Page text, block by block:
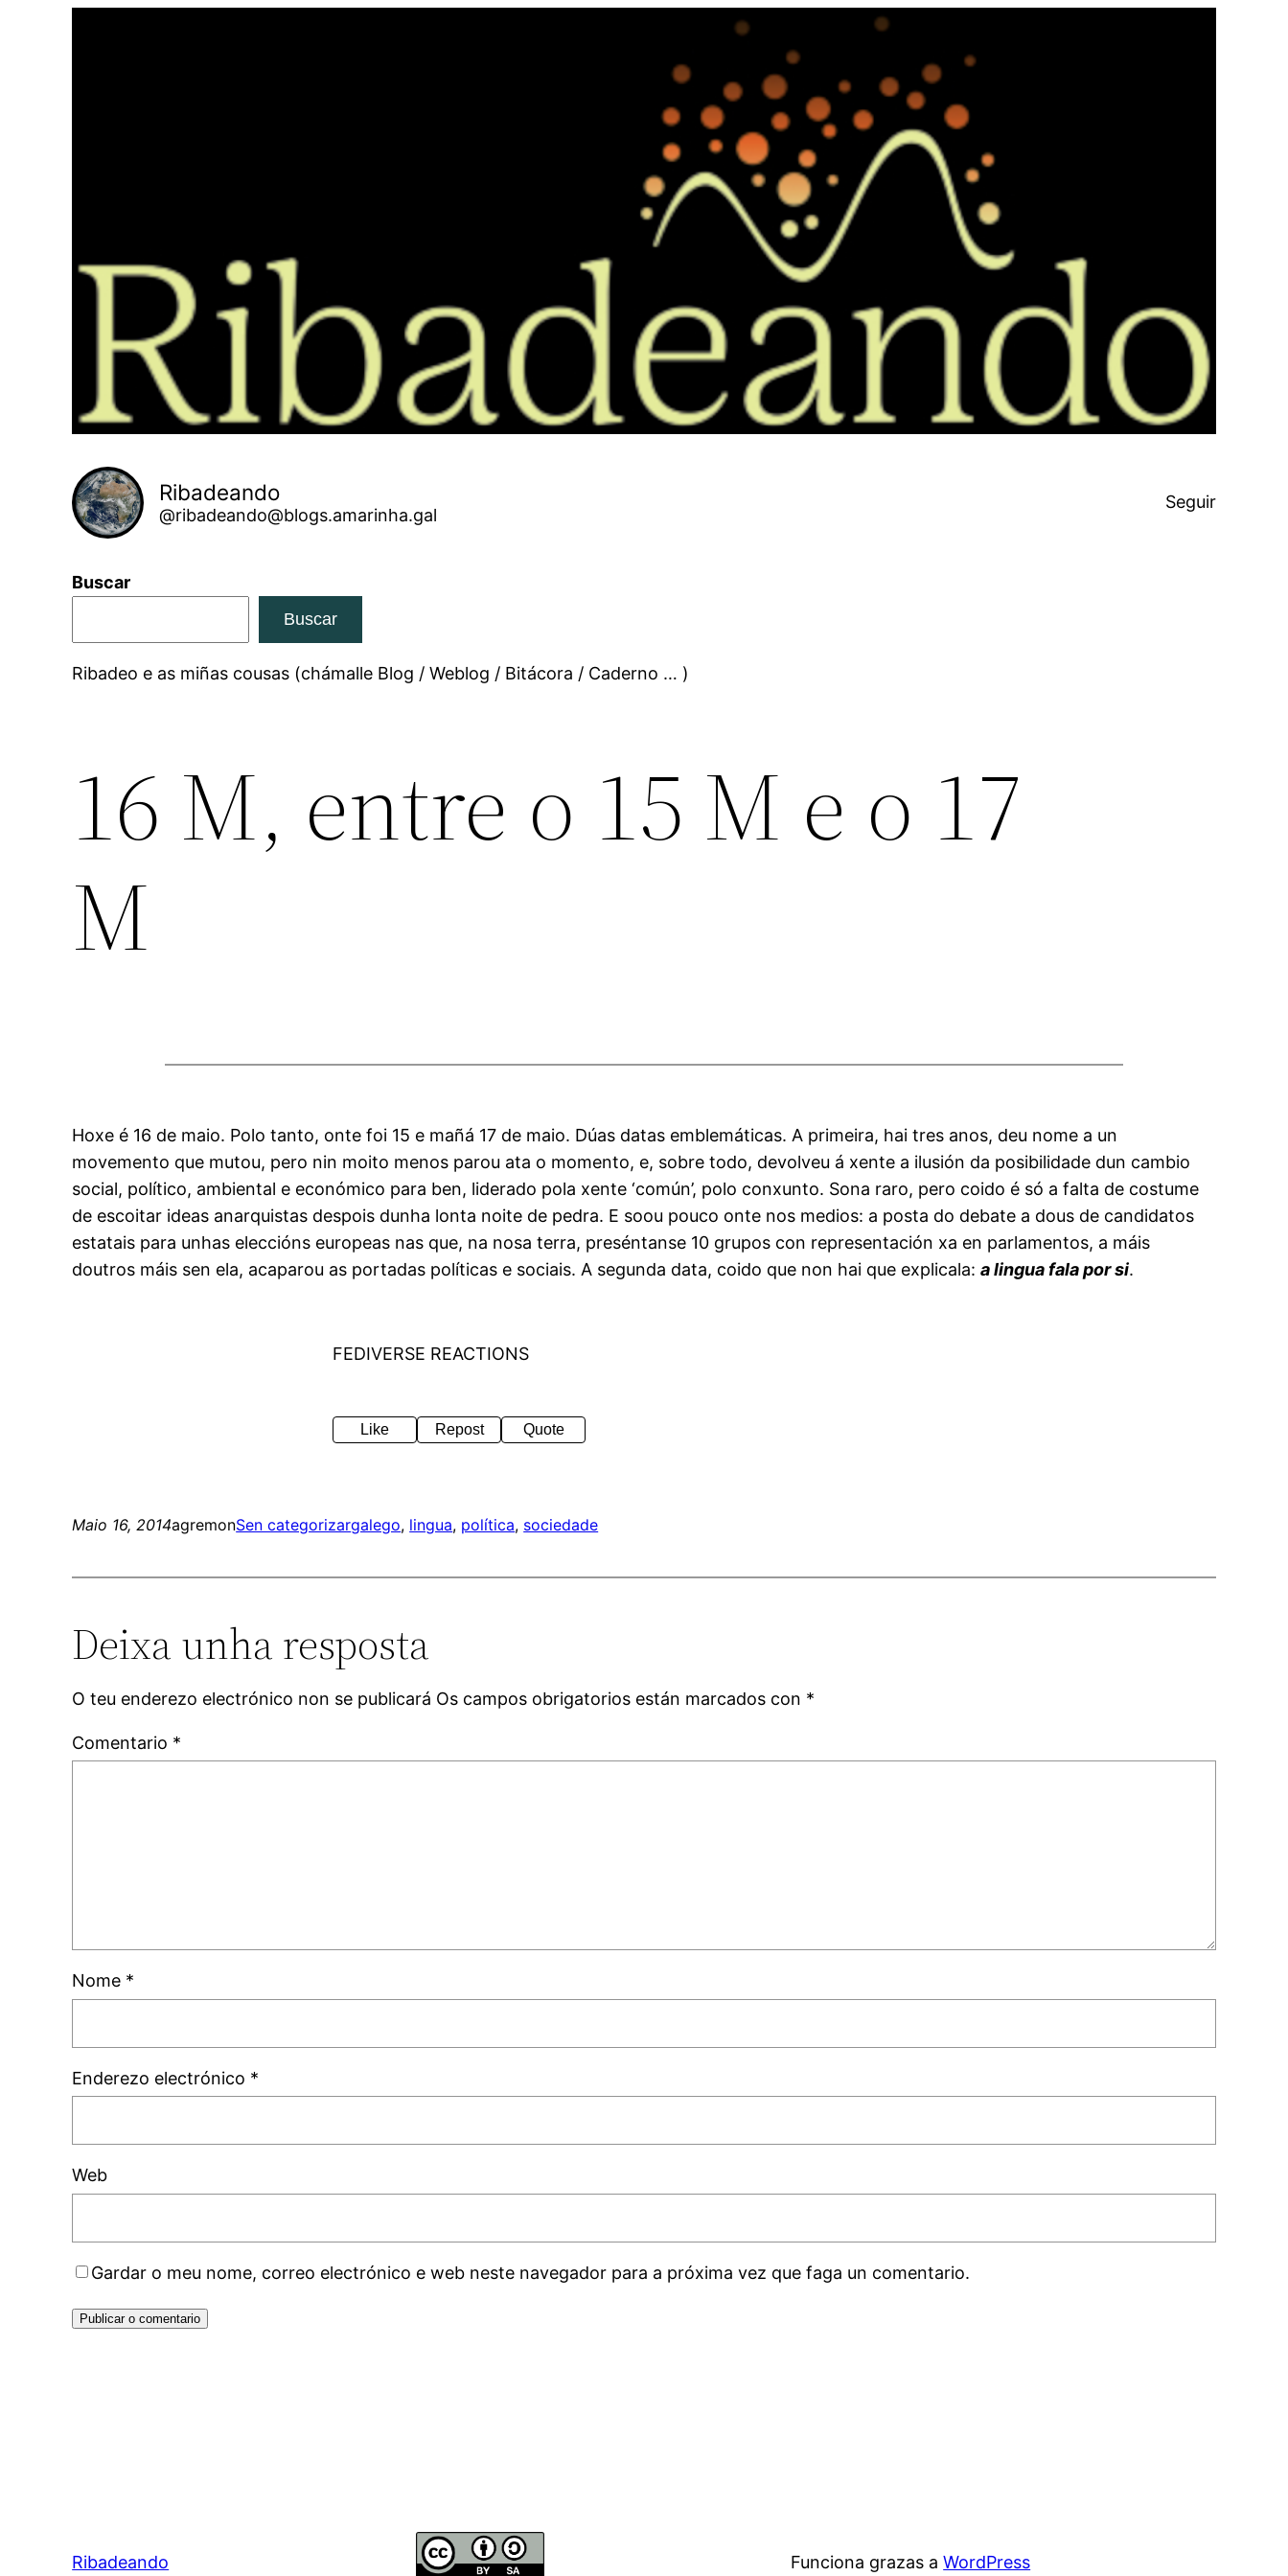
Ribadeando
@ribadeando@blogs.amarinha.gal
Seguir
Buscar
Buscar
Ribadeo e as miñas cousas (chámalle Blog / Weblog / Bitácora / Caderno … )
16 M, entre o 15 M e o 17
M
Hoxe é 16 de maio. Polo tanto, onte foi 15 e mañá 17 de maio. Dúas datas emblemáticas. A primeira, hai tres anos, deu nome a un
movemento que mutou, pero nin moito menos parou ata o momento, e, sobre todo, devolveu á xente a ilusión da posibilidade dun cambio
social, político, ambiental e económico para ben, liderado pola xente ‘común’, polo conxunto. Sona raro, pero coido é só a falta de costume
de escoitar ideas anarquistas despois dunha lonta noite de pedra. E soou pouco onte nos medios: a posta do debate a dous de candidatos
estatais para unhas eleccións europeas nas que, na nosa terra, preséntanse 10 grupos con representación xa en parlamentos, a máis
doutros máis sen ela, acaparou as portadas políticas e sociais. A segunda data, coido que non hai que explicala:a lingua fala por si.
FEDIVERSE REACTIONS
Like Repost Quote
Maio 16, 2014agremonSen categorizargalego, lingua, política, sociedade
Deixa unha resposta
O teu enderezo electrónico non se publicará Os campos obrigatorios están marcados con *
Comentario *
Nome *
Enderezo electrónico *
Web
Gardar o meu nome, correo electrónico e web neste navegador para a próxima vez que faga un comentario.
Ribadeando Funciona grazas aWordPress